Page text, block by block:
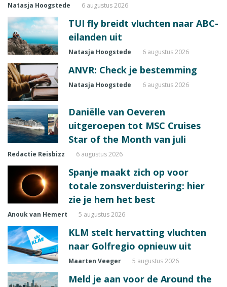
Natasja Hoogstede 6 augustus 2026
TUI fly breidt vluchten naar ABC-
eilanden uit
Natasja Hoogstede 6 augustus 2026
ANVR: Check je bestemming
Natasja Hoogstede 6 augustus 2026
Daniëlle van Oeveren
uitgeroepen tot MSC Cruises
Star of the Month van juli
Redactie Reisbizz 6 augustus 2026
Spanje maakt zich op voor
totale zonsverduistering: hier
zie je hem het best
Anouk van Hemert 5 augustus 2026
KLM stelt hervatting vluchten
naar Golfregio opnieuw uit
Maarten Veeger 5 augustus 2026
Meld je aan voor de Around the